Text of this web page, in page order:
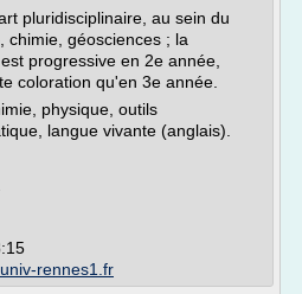
pluridisciplinaire, au sein du
chimie, géosciences ; la
progressive en 2e année,
coloration qu'en 3e année.
physique, outils
langue vivante (anglais).
rennes1.fr